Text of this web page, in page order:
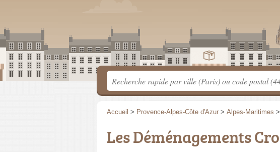
Accueil > Provence-Alpes-Côte d'Azur > Alpes-Maritimes >
Les Déménagements